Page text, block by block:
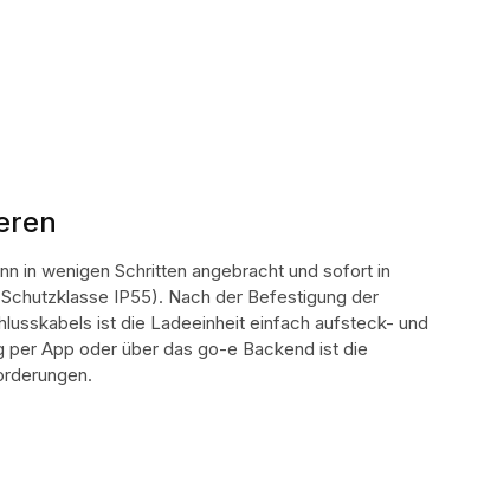
in wenigen Schritten angebracht und sofort in
IP55). Nach der Befestigung der
ist die Ladeeinheit einfach aufsteck- und
per App oder über das go-e Backend ist die